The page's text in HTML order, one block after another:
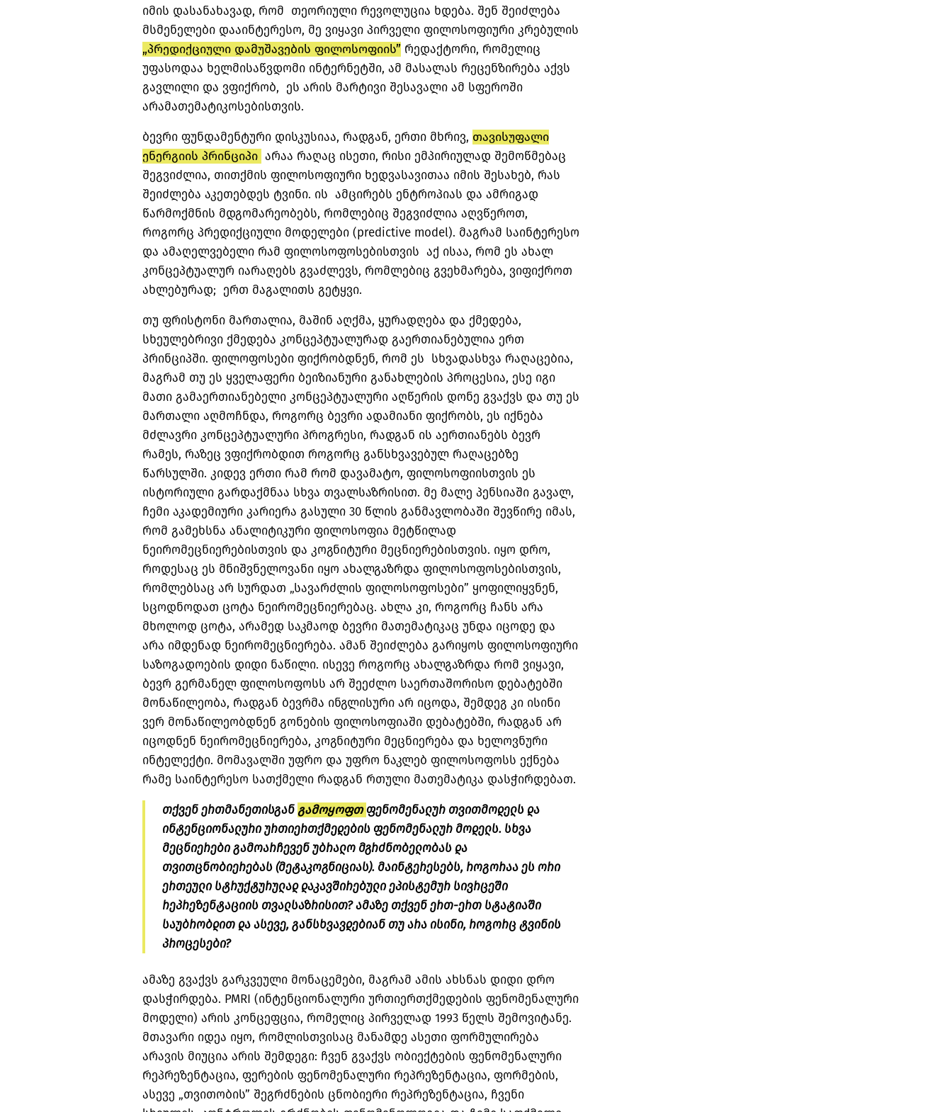
იმის დასანახავად, რომ თეორიული რევოლუცია ხდება. შენ შეიძლება
მსმენელები დააინტერესო, მე ვიყავი პირველი ფილოსოფიური კრებულის
„პრედიქციული დამუშავების ფილოსოფიის” რედაქტორი, რომელიც
უფასოდაა ხელმისაწვდომი ინტერნეტში, ამ მასალას რეცენზირება აქვს
გავლილი და ვფიქრობ, ეს არის მარტივი შესავალი ამ სფეროში
არამათემატიკოსებისთვის.
ბევრი ფუნდამენტური დისკუსიაა, რადგან, ერთი მხრივ, თავისუფალი
ენერგიის პრინციპი არაა რაღაც ისეთი, რისი ემპირიულად შემოწმებაც
შეგვიძლია, თითქმის ფილოსოფიური ხედვასავითაა იმის შესახებ, რას
შეიძლება აკეთებდეს ტვინი. ის ამცირებს ენტროპიას და ამრიგად
წარმოქმნის მდგომარეობებს, რომლებიც შეგვიძლია აღვწეროთ,
როგორც პრედიქციული მოდელები (predictive model). მაგრამ საინტერესო
და ამაღელვებელი რამ ფილოსოფოსებისთვის აქ ისაა, რომ ეს ახალ
კონცეპტუალურ იარაღებს გვაძლევს, რომლებიც გვეხმარება, ვიფიქროთ
ახლებურად; ერთ მაგალითს გეტყვი.
თუ ფრისტონი მართალია, მაშინ აღქმა, ყურადღება და ქმედება,
სხეულებრივი ქმედება კონცეპტუალურად გაერთიანებულია ერთ
პრინციპში. ფილოფოსები ფიქრობდნენ, რომ ეს სხვადასხვა რაღაცებია,
მაგრამ თუ ეს ყველაფერი ბეიზიანური განახლების პროცესია, ესე იგი
მათი გამაერთიანებელი კონცეპტუალური აღწერის დონე გვაქვს და თუ ეს
მართალი აღმოჩნდა, როგორც ბევრი ადამიანი ფიქრობს, ეს იქნება
მძლავრი კონცეპტუალური პროგრესი, რადგან ის აერთიანებს ბევრ
რამეს, რაზეც ვფიქრობდით როგორც განსხვავებულ რაღაცებზე
წარსულში. კიდევ ერთი რამ რომ დავამატო, ფილოსოფიისთვის ეს
ისტორიული გარდაქმნაა სხვა თვალსაზრისით. მე მალე პენსიაში გავალ,
ჩემი აკადემიური კარიერა გასული 30 წლის განმავლობაში შევწირე იმას,
რომ გამეხსნა ანალიტიკური ფილოსოფია მეტწილად
ნეირომეცნიერებისთვის და კოგნიტური მეცნიერებისთვის. იყო დრო,
როდესაც ეს მნიშვნელოვანი იყო ახალგაზრდა ფილოსოფოსებისთვის,
რომლებსაც არ სურდათ „სავარძლის ფილოსოფოსები” ყოფილიყვნენ,
სცოდნოდათ ცოტა ნეირომეცნიერებაც. ახლა კი, როგორც ჩანს არა
მხოლოდ ცოტა, არამედ საკმაოდ ბევრი მათემატიკაც უნდა იცოდე და
არა იმდენად ნეირომეცნიერება. ამან შეიძლება გარიყოს ფილოსოფიური
საზოგადოების დიდი ნაწილი. ისევე როგორც ახალგაზრდა რომ ვიყავი,
ბევრ გერმანელ ფილოსოფოსს არ შეეძლო საერთაშორისო დებატებში
მონაწილეობა, რადგან ბევრმა ინგლისური არ იცოდა, შემდეგ კი ისინი
ვერ მონაწილეობდნენ გონების ფილოსოფიაში დებატებში, რადგან არ
იცოდნენ ნეირომეცნიერება, კოგნიტური მეცნიერება და ხელოვნური
ინტელექტი. მომავალში უფრო და უფრო ნაკლებ ფილოსოფოსს ექნება
რამე საინტერესო სათქმელი რადგან რთული მათემატიკა დასჭირდებათ.
თქვენ ერთმანეთისგან გამოყოფთფენომენალურ თვითმოდელს და
ინტენციონალური ურთიერთქმედების ფენომენალურ მოდელს. სხვა
მეცნიერები გამოარჩევენ უბრალო მგრძნობელობას და
თვითცნობიერებას (მეტაკოგნიციას). მაინტერესებს, როგორაა ეს ორი
ერთეული სტრუქტურულად დაკავშირებული ეპისტემურ სივრცეში
რეპრეზენტაციის თვალსაზრისით? ამაზე თქვენ ერთ-ერთ სტატიაში
საუბრობდით და ასევე, განსხვავდებიან თუ არა ისინი, როგორც ტვინის
პროცესები?
ამაზე გვაქვს გარკვეული მონაცემები, მაგრამ ამის ახსნას დიდი დრო
დასჭირდება. PMRI (ინტენციონალური ურთიერთქმედების ფენომენალური
მოდელი) არის კონცეფცია, რომელიც პირველად 1993 წელს შემოვიტანე.
მთავარი იდეა იყო, რომლისთვისაც მანამდე ასეთი ფორმულირება
არავის მიუცია არის შემდეგი: ჩვენ გვაქვს ობიექტების ფენომენალური
რეპრეზენტაცია, ფერების ფენომენალური რეპრეზენტაცია, ფორმების,
ასევე „თვითობის” შეგრძნების ცნობიერი რეპრეზენტაცია, ჩვენი